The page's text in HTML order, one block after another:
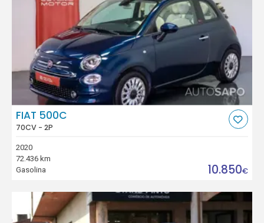
FIAT 500C
70CV - 2P
2020
72.436 km
Gasolina
10.850€